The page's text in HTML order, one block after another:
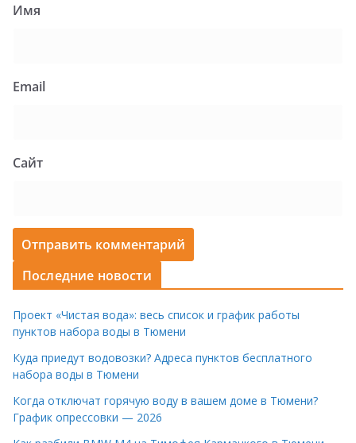
Имя
Email
Сайт
Последние новости
Проект «Чистая вода»: весь список и график работы
пунктов набора воды в Тюмени
Куда приедут водовозки? Адреса пунктов бесплатного
набора воды в Тюмени
Когда отключат горячую воду в вашем доме в Тюмени?
График опрессовки — 2026